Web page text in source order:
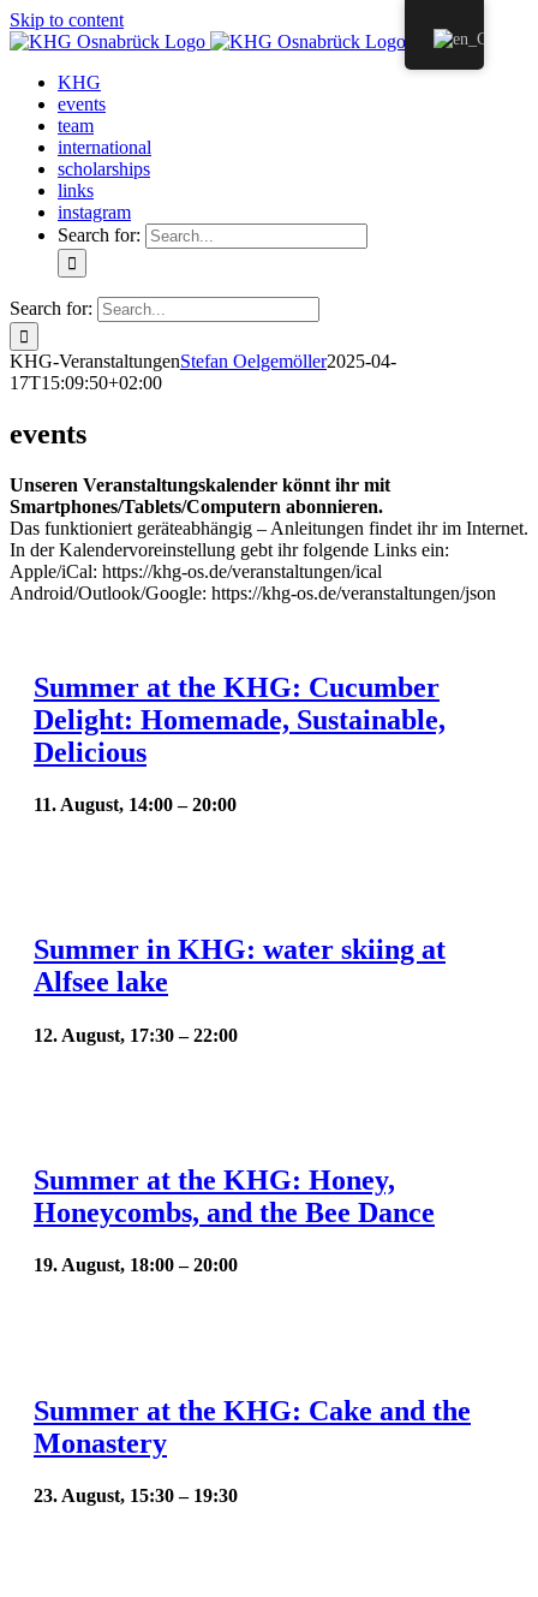
Skip to content
KHG
events
team
international
scholarships
links
instagram
Search for:
Search for:
KHG-VeranstaltungenStefan Oelgemöller2025-04-
17T15:09:50+02:00
events
Unseren Veranstaltungskalender könnt ihr mit
Smartphones/Tablets/Computern abonnieren.
Das funktioniert geräteabhängig – Anleitungen findet ihr im Internet.
In der Kalendervoreinstellung gebt ihr folgende Links ein:
Apple/iCal: https://khg-os.de/veranstaltungen/ical
Android/Outlook/Google: https://khg-os.de/veranstaltungen/json
Summer at the KHG: Cucumber
Delight: Homemade, Sustainable,
Delicious
11. August, 14:00–20:00
Summer in KHG: water skiing at
Alfsee lake
12. August, 17:30–22:00
Summer at the KHG: Honey,
Honeycombs, and the Bee Dance
19. August, 18:00–20:00
Summer at the KHG: Cake and the
Monastery
23. August, 15:30– 19:30